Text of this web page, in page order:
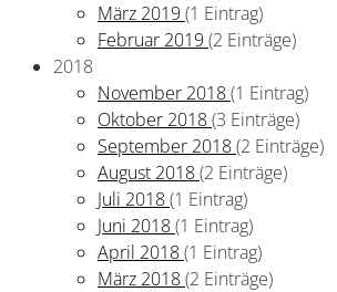
März 2019 (1 Eintrag)
Februar 2019 (2 Einträge)
2018
November 2018(1 Eintrag)
Oktober 2018(3 Einträge)
September 2018(2 Einträge)
August 2018(2 Einträge)
Juli 2018(1 Eintrag)
Juni 2018(1 Eintrag)
April 2018(1 Eintrag)
März 2018(2 Einträge)